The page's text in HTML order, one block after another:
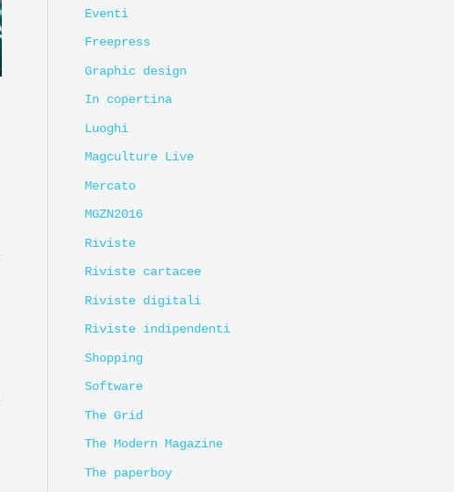
Eventi
Freepress
Graphic design
In copertina
Luoghi
Magculture Live
Mercato
MGZN2016
Riviste
Riviste cartacee
Riviste digitali
Riviste indipendenti
Shopping
Software
The Grid
The Modern Magazine
The paperboy